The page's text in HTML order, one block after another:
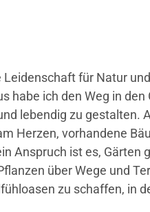
für Natur
habe ich den Weg in den
lebendig zu gestalten.
Herzen, vorhandene
Anspruch ist es, Gärten
über Wege und
zu schaffen, in